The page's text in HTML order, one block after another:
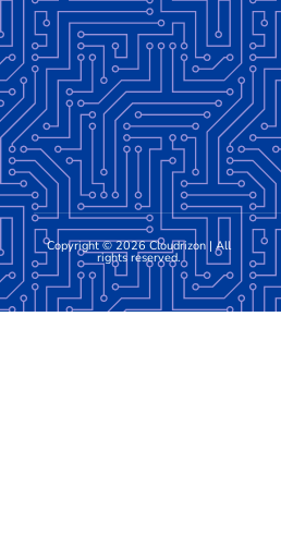
Copyright © 2026 Cloudrizon | All
rights reserved.